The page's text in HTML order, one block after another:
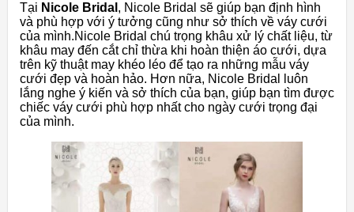
Tại Nicole Bridal , Nicole Bridal sẽ giúp bạn định hình
và phù hợp với ý tưởng cũng như sở thích về váy cưới
của mình.Nicole Bridal chú trọng khâu xử lý chất liệu, từ
khâu may đến cắt chỉ thừa khi hoàn thiện áo cưới, dựa
trên kỹ thuật may khéo léo để tạo ra những mẫu váy
cưới đẹp và hoàn hảo. Hơn nữa, Nicole Bridal luôn
lắng nghe ý kiến ​​và sở thích của bạn, giúp bạn tìm được
chiếc váy cưới phù hợp nhất cho ngày cưới trọng đại
của mình.